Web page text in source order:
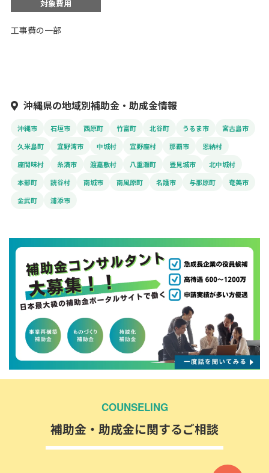
対象費用
工事費の一部
沖縄県の地域別補助金・助成金情報
沖縄市 石垣市 西原町 竹富町 北谷町 うるま市
宮古島市
久米島町
宜野湾市 中城村 宜野座村 那覇市
恩納村
座間味村
糸満市 渡嘉敷村 八重瀬町 豊見城市
北中城村
本部町
読谷村 南城市 南風原町 名護市 与那原町
奄美市
金武町
浦添市
COUNSELING
補助金・助成金に関するご相談